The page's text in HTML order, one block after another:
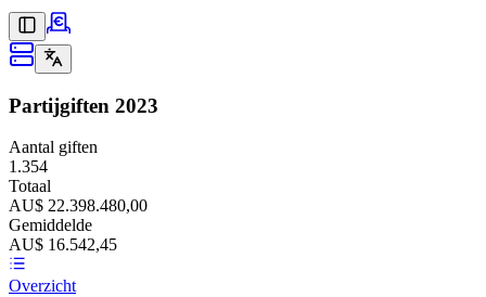
Partijgiften 2023
Aantal giften
1.354
Totaal
AU$ 22.398.480,00
Gemiddelde
AU$ 16.542,45
Overzicht